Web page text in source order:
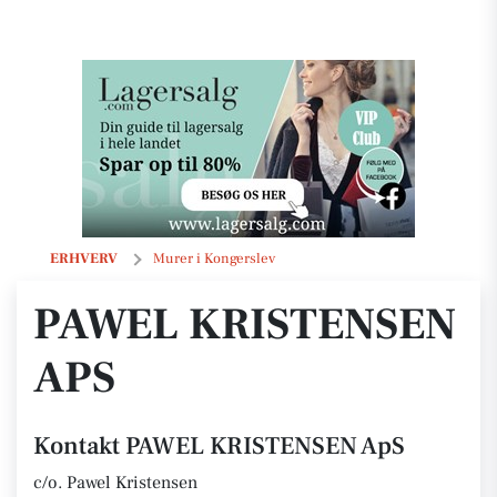
ERHVERV Murer i Kongerslev
PAWEL KRISTENSEN ApS
PAWEL KRISTENSEN
APS
Kontakt PAWEL KRISTENSEN ApS
c/o. Pawel Kristensen